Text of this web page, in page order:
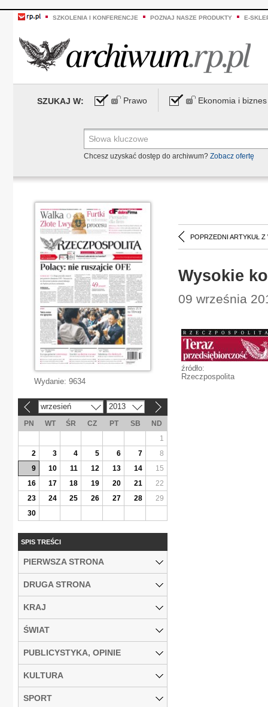
SZKOLENIA I KONFERENCJE POZNAJ NASZE PRODUKTY E-
SZUKAJ W: Prawo Ekonomia i biznes
Chcesz uzyskać dostęp do archiwum? Zobacz ofertę
POPRZEDNI ARTYKUŁ Z
Wysokie
09 września
źródło:
Rzeczpospolita
Wydanie: 9634
wrzesień 2013
PN WT ŚR CZ PT SB
ND
1
2
3 4 5 6 7
8
9
10 11 12 13 14
15
16
17 18 19 20 21
22
23
24 25 26 27 28
29
30
SPIS TREŚCI
PIERWSZA STRONA
DRUGA STRONA
KRAJ
ŚWIAT
PUBLICYSTYKA, OPINIE
KULTURA
SPORT